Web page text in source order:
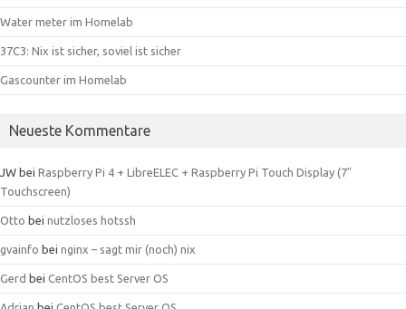
Water meter im Homelab
37C3: Nix ist sicher, soviel ist sicher
Gascounter im Homelab
Neueste Kommentare
JW bei Raspberry Pi 4 + LibreELEC + Raspberry Pi Touch Display (7″
Touchscreen)
Otto bei nutzloses hotssh
gvainfo bei nginx – sagt mir (noch) nix
Gerd bei CentOS best Server OS